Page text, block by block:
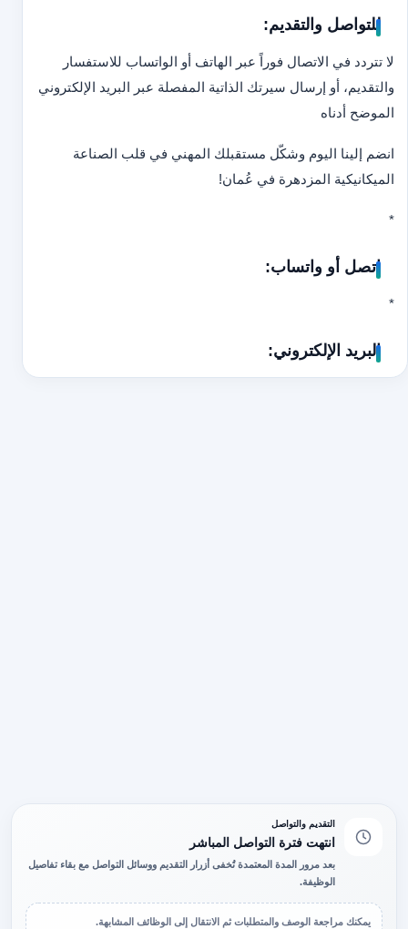
للتواصل والتقديم:
لا تتردد في الاتصال فوراً عبر الهاتف أو الواتساب للاستفسار
والتقديم، أو إرسال سيرتك الذاتية المفصلة عبر البريد الإلكتروني
الموضح أدناه
انضم إلينا اليوم وشكّل مستقبلك المهني في قلب الصناعة
الميكانيكية المزدهرة في عُمان!
*
اتصل أو واتساب:
*
البريد الإلكتروني:
التقديم والتواصل
انتهت فترة التواصل المباشر
بعد مرور المدة المعتمدة تُخفى أزرار التقديم ووسائل التواصل مع بقاء تفاصيل
الوظيفة.
يمكنك مراجعة الوصف والمتطلبات ثم الانتقال إلى الوظائف المشابهة.